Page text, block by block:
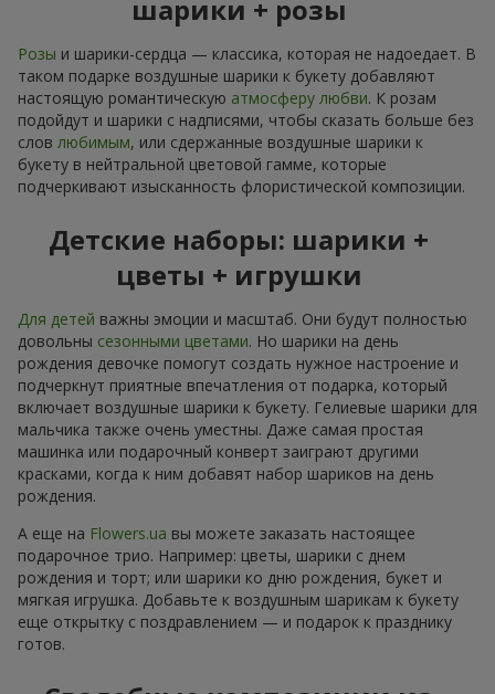
шарики + розы
Розы и шарики-сердца — классика, которая не надоедает. В
таком подарке воздушные шарики к букету добавляют
настоящую романтическую атмосферу любви. К розам
подойдут и шарики с надписями, чтобы сказать больше без
слов любимым, или сдержанные воздушные шарики к
букету в нейтральной цветовой гамме, которые
подчеркивают изысканность флористической композиции.
Детские наборы: шарики +
цветы + игрушки
Для детей важны эмоции и масштаб. Они будут полностью
довольны сезонными цветами. Но шарики на день
рождения девочке помогут создать нужное настроение и
подчеркнут приятные впечатления от подарка, который
включает воздушные шарики к букету. Гелиевые шарики для
мальчика также очень уместны. Даже самая простая
машинка или подарочный конверт заиграют другими
красками, когда к ним добавят набор шариков на день
рождения.
А еще на Flowers.ua вы можете заказать настоящее
подарочное трио. Например: цветы, шарики с днем
рождения и торт; или шарики ко дню рождения, букет и
мягкая игрушка. Добавьте к воздушным шарикам к букету
еще открытку с поздравлением — и подарок к празднику
готов.